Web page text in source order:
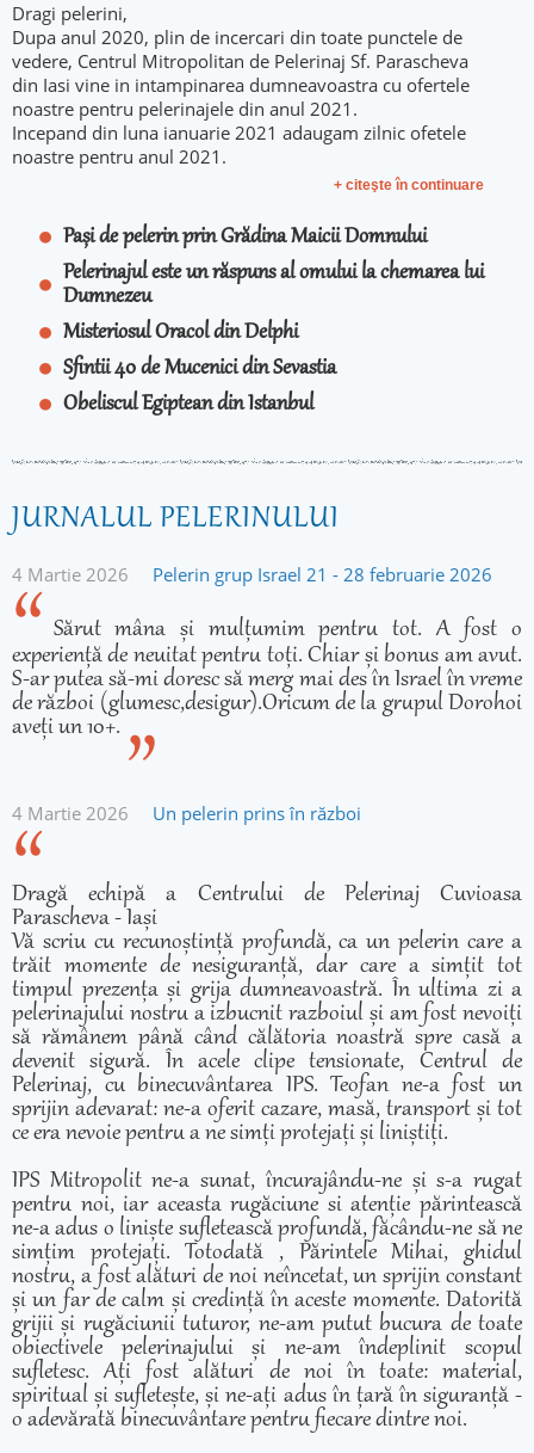
Dragi pelerini,
Dupa anul 2020, plin de incercari din toate punctele de
vedere, Centrul Mitropolitan de Pelerinaj Sf. Parascheva
din Iasi vine in intampinarea dumneavoastra cu ofertele
noastre pentru pelerinajele din anul 2021.
Incepand din luna ianuarie 2021 adaugam zilnic ofetele
noastre pentru anul 2021.
+ citeşte în continuare
Pași de pelerin prin Grădina Maicii Domnului
Pelerinajul este un răspuns al omului la chemarea lui
Dumnezeu
Misteriosul Oracol din Delphi
Sfintii 40 de Mucenici din Sevastia
Obeliscul Egiptean din Istanbul
JURNALUL PELERINULUI
4 Martie 2026 Pelerin grup Israel 21 - 28 februarie 2026
Sărut mâna și mulțumim pentru tot. A fost o
experiență de neuitat pentru toți. Chiar și bonus am avut.
S-ar putea să-mi doresc să merg mai des în Israel în vreme
de război (glumesc,desigur).Oricum de la grupul Dorohoi
aveți un 10+.
4 Martie 2026 Un pelerin prins în război
Dragă echipă a Centrului de Pelerinaj Cuvioasa
Parascheva - Iași
Vă scriu cu recunoștință profundă, ca un pelerin care a
trăit momente de nesiguranță, dar care a simțit tot
timpul prezența și grija dumneavoastră. În ultima zi a
pelerinajului nostru a izbucnit razboiul și am fost nevoiți
să rămânem până când călătoria noastră spre casă a
devenit sigură. În acele clipe tensionate, Centrul de
Pelerinaj, cu binecuvântarea IPS. Teofan ne-a fost un
sprijin adevarat: ne-a oferit cazare, masă, transport și tot
ce era nevoie pentru a ne simți protejați și liniștiți.
IPS Mitropolit ne-a sunat, încurajându-ne și s-a rugat
pentru noi, iar aceasta rugăciune si atenție părintească
ne-a adus o liniște sufletească profundă, făcându-ne să ne
simțim protejați. Totodată , Părintele Mihai, ghidul
nostru, a fost alături de noi neîncetat, un sprijin constant
și un far de calm și credință în aceste momente. Datorită
grijii și rugăciunii tuturor, ne-am putut bucura de toate
obiectivele pelerinajului și ne-am îndeplinit scopul
sufletesc. Ați fost alături de noi în toate: material,
spiritual și sufletește, și ne-ați adus în țară în siguranță -
o adevărată binecuvântare pentru fiecare dintre noi.